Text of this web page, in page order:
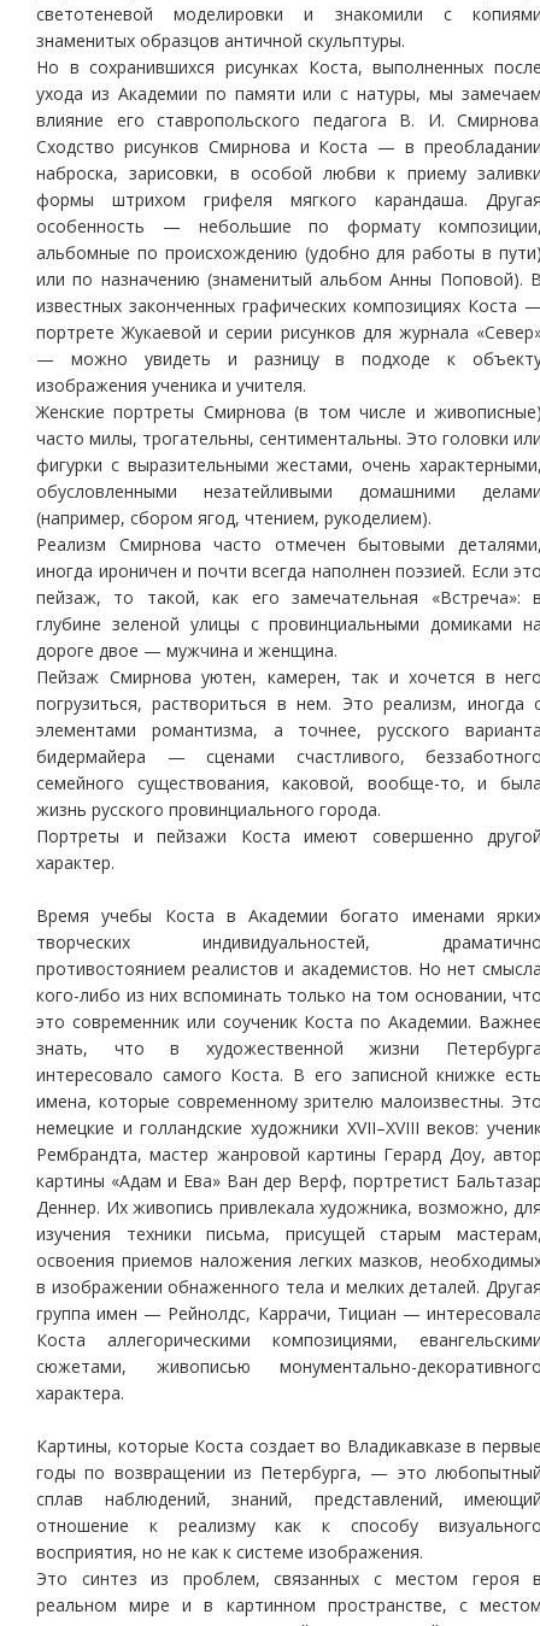
светотеневой моделировки и знакомили с
знаменитых образцов античной скульптуры.
Но в сохранившихся рисунках Коста, выполненных
ухода из Академии по памяти или с натуры, мы
влияние его ставропольского педагога В. И.
Сходство рисунков Смирнова и Коста — в
наброска, зарисовки, в особой любви к приему
формы штрихом грифеля мягкого карандаша.
особенность — небольшие по формату
альбомные по происхождению (удобно для работы в
или по назначению (знаменитый альбом Анны Поповой).
известных законченных графических композициях Коста
портрете Жукаевой и серии рисунков для журнала
— можно увидеть и разницу в подходе к
изображения ученика и учителя.
Женские портреты Смирнова (в том числе и
часто милы, трогательны, сентиментальны. Это головки
фигурки с выразительными жестами, очень
обусловленными незатейливыми домашними
(например, сбором ягод, чтением, рукоделием).
Реализм Смирнова часто отмечен бытовыми
иногда ироничен и почти всегда наполнен поэзией. Если
пейзаж, то такой, как его замечательная «Встреча»:
глубине зеленой улицы с провинциальными домиками
дороге двое — мужчина и женщина.
Пейзаж Смирнова уютен, камерен, так и хочется в
погрузиться, раствориться в нем. Это реализм, иногда
элементами романтизма, а точнее, русского
бидермайера — сценами счастливого,
семейного существования, каковой, вообще-то, и
жизнь русского провинциального города.
Портреты и пейзажи Коста имеют совершенно
характер.
Время учебы Коста в Академии богато именами
творческих индивидуальностей,
противостоянием реалистов и академистов. Но нет
кого-либо из них вспоминать только на том основании,
это современник или соученик Коста по Академии.
знать, что в художественной жизни
интересовало самого Коста. В его записной книжке
имена, которые современному зрителю малоизвестны.
немецкие и голландские художники ХVII–ХVIII веков:
Рембрандта, мастер жанровой картины Герард Доу,
картины «Адам и Ева» Ван дер Верф, портретист
Деннер. Их живопись привлекала художника, возможно,
изучения техники письма, присущей старым
освоения приемов наложения легких мазков,
в изображении обнаженного тела и мелких деталей.
группа имен — Рейнолдс, Каррачи, Тициан —
Коста аллегорическими композициями,
сюжетами, живописью монументально-
характера.
Картины, которые Коста создает во Владикавказе в
годы по возвращении из Петербурга, — это
сплав наблюдений, знаний, представлений,
отношение к реализму как к способу
восприятия, но не как к системе изображения.
Это синтез из проблем, связанных с местом героя
реальном мире и в картинном пространстве, с